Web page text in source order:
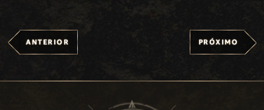
ANTERIOR PRÓXIMO